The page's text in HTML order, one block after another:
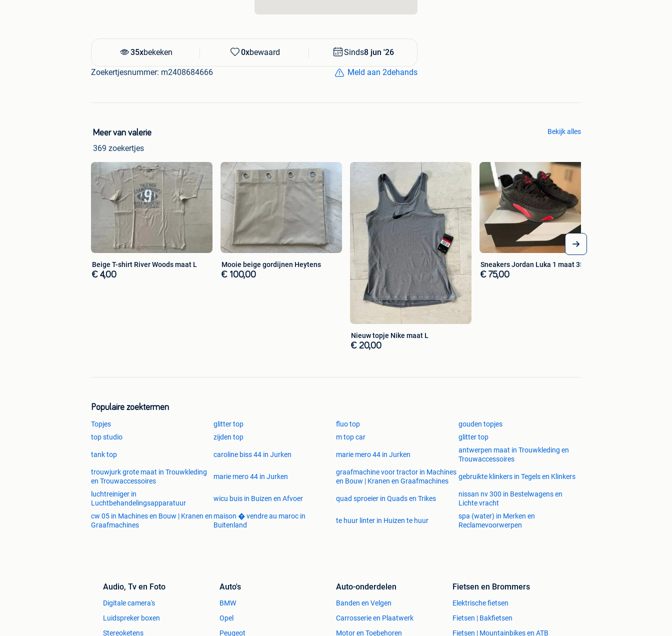
35xbekeken 0xbewaard Sinds8 jun '26
Zoekertjesnummer: m2408684666 Meld aan 2dehands
Meer van valerie
369 zoekertjes
Bekijk alles
Beige T-shirt River Woods maat L
€ 4,00
Mooie beige gordijnen Heytens
€ 100,00
Nieuw topje Nike maat L
€ 20,00
Sneakers Jordan Luka 1 maat 35,5
€ 75,00
Populaire zoektermen
Topjes glitter top fluo top
gouden topjes
top studio
zijden top m top car glitter top
tank top caroline biss 44 in Jurken marie mero 44 in Jurken
antwerpen maat in Trouwkleding en
Trouwaccessoires
trouwjurk grote maat in Trouwkleding
en Trouwaccessoires
marie mero 44 in Jurken
graafmachine voor tractor in Machines
en Bouw | Kranen en Graafmachines
gebruikte klinkers in Tegels en Klinkers
luchtreiniger in
Luchtbehandelingsapparatuur
wicu buis in Buizen en Afvoer quad sproeier in Quads en Trikes
nissan nv 300 in Bestelwagens en
Lichte vracht
cw 05 in Machines en Bouw | Kranen en
Graafmachines
maison � vendre au maroc in
Buitenland
te huur linter in Huizen te huur
spa (water) in Merken en
Reclamevoorwerpen
Audio, Tv en Foto
Digitale camera's
Luidspreker boxen
Stereoketens
Auto's
BMW
Opel
Peugeot
Auto-onderdelen
Banden en Velgen
Carrosserie en Plaatwerk
Motor en Toebehoren
Fietsen en Brommers
Elektrische fietsen
Fietsen | Bakfietsen
Fietsen | Mountainbikes en ATB